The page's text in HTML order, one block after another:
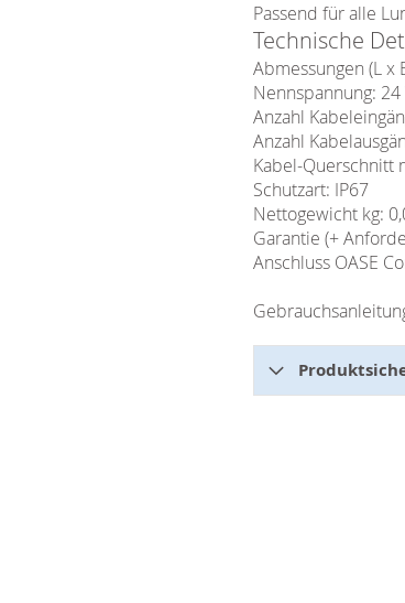
Passend für alle
Technische
Abmessungen (L x
Nennspannung: 24
Anzahl
Anzahl
Kabel-Querschnitt
Schutzart: IP67
Nettogewicht kg:
Garantie (+
Anschluss OASE